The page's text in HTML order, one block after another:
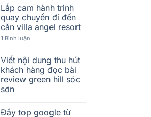
Lắp cam hành trình
quay chuyến đi đến
căn villa angel resort
1 Bình luận
Viết nội dung thu hút
khách hàng đọc bài
review green hill sóc
sơn
Đẩy top google từ